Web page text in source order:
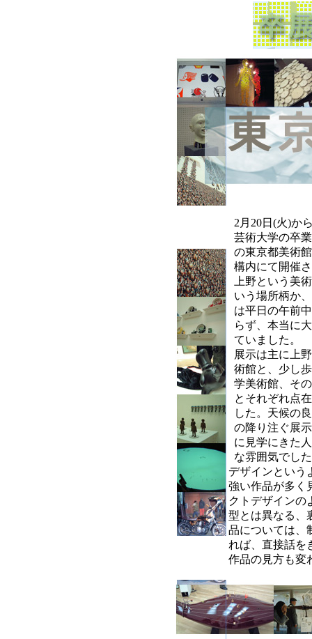
2月20日(火)か
芸術大学の卒
の東京都美術
構内にて開催
上野という美
いう場所柄か
は平日の午前
らず、本当に
ていました。
展示は主に上
術館と、少し
学美術館、そ
とそれぞれ点
した。天候の
の降り注ぐ展
に見学にきた
な雰囲気でし
デザインという
強い作品が多く
クトデザインの
型とは異なる、
品については、
れば、直接話を
作品の見方も変